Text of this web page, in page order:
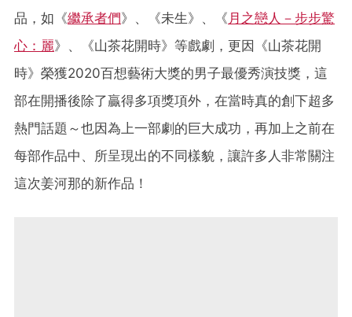
品，如《繼承者們》、《未生》、《 月之戀人－步步驚
心：麗》、《山茶花開時》等戲劇，更因《山茶花開
時》榮獲2020百想藝術大獎的男子最優秀演技獎，這
部在開播後除了贏得多項獎項外，在當時真的創下超多
熱門話題～也因為上一部劇的巨大成功，再加上之前在
每部作品中、所呈現出的不同樣貌，讓許多人非常關注
這次姜河那的新作品！